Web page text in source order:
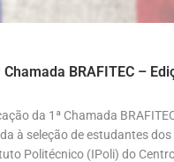
BRAFITEC –
da 1ª Chamada
à seleção de estudantes dos
Politécnico (IPoli) do